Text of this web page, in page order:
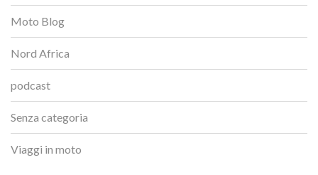
Moto Blog
Nord Africa
podcast
Senza categoria
Viaggi in moto